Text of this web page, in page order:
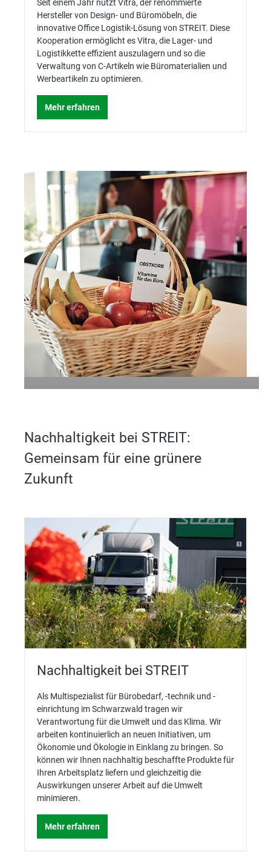
Seit einem Jahr nutzt Vitra, der renommierte
Hersteller von Design- und Büromöbeln, die
innovative Office Logistik-Lösung von STREIT. Diese
Kooperation ermöglicht es Vitra, die Lager- und
Logistikkette effizient auszulagern und so die
Verwaltung von C-Artikeln wie Büromaterialien und
Werbeartikeln zu optimieren.
Mehr erfahren
nachhaltig & ohne Aufwand
Mehr erfahren
Nachhaltigkeit bei STREIT:
Gemeinsam für eine grünere
Zukunft
Nachhaltigkeit bei STREIT
Als Multispezialist für Bürobedarf, -technik und -
einrichtung im Schwarzwald tragen wir
Verantwortung für die Umwelt und das Klima. Wir
arbeiten kontinuierlich an neuen Initiativen, um
Ökonomie und Ökologie in Einklang zu bringen. So
können wir Ihnen nachhaltig beschaffte Produkte für
Ihren Arbeitsplatz liefern und gleichzeitig die
Auswirkungen unserer Arbeit auf die Umwelt
minimieren.
Mehr erfahren